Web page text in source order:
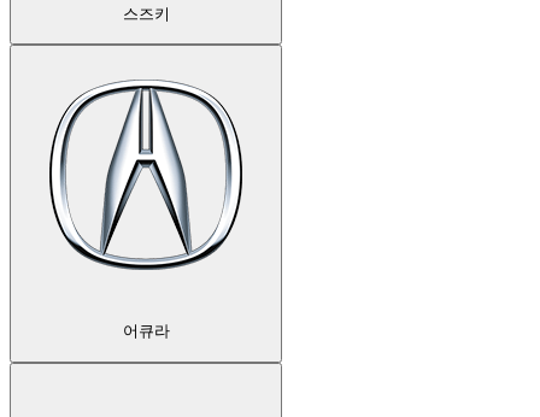
스즈키
어큐라